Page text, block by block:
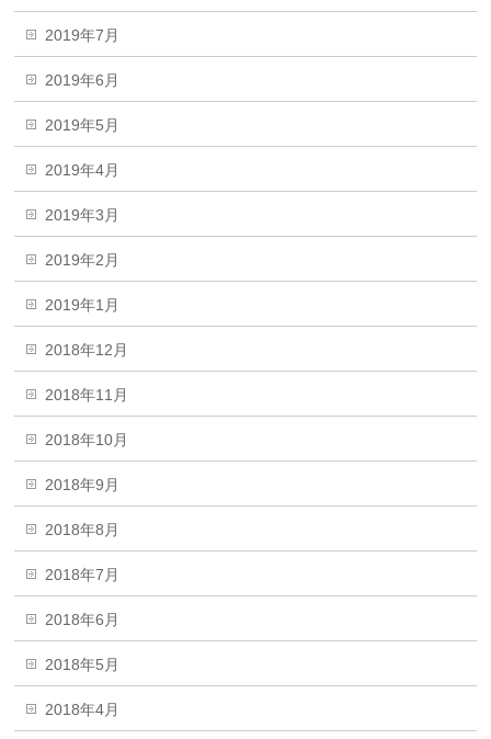
2019年7月
2019年6月
2019年5月
2019年4月
2019年3月
2019年2月
2019年1月
2018年12月
2018年11月
2018年10月
2018年9月
2018年8月
2018年7月
2018年6月
2018年5月
2018年4月